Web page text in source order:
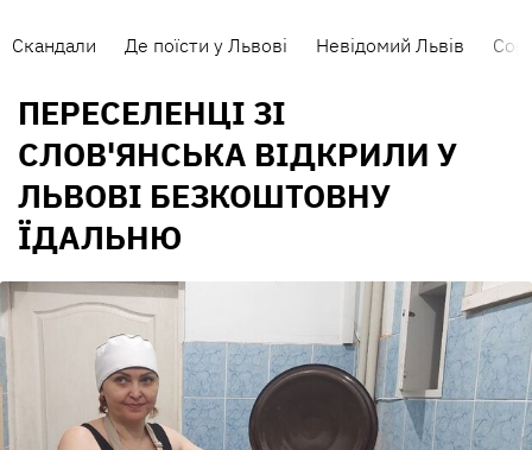
Скандали Де поїсти у Львові Невідомий Львів
ПЕРЕСЕЛЕНЦІ ЗІ
СЛОВ'ЯНСЬКА ВІДКРИЛИ У
ЛЬВОВІ БЕЗКОШТОВНУ
ЇДАЛЬНЮ